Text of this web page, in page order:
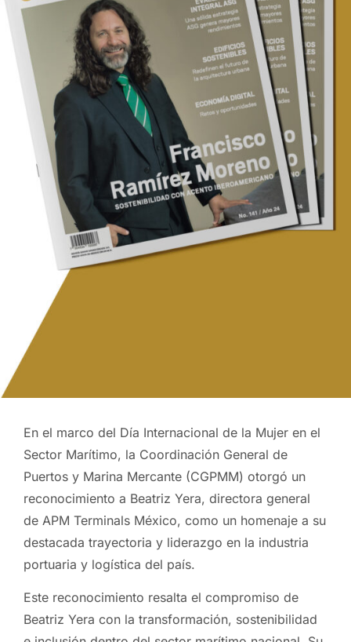
En el marco del Día Internacional de la Mujer en el
Sector Marítimo, la Coordinación General de
Puertos y Marina Mercante (CGPMM) otorgó un
reconocimiento a Beatriz Yera, directora general
de APM Terminals México, como un homenaje a su
destacada trayectoria y liderazgo en la industria
portuaria y logística del país.
Este reconocimiento resalta el compromiso de
Beatriz Yera con la transformación, sostenibilidad